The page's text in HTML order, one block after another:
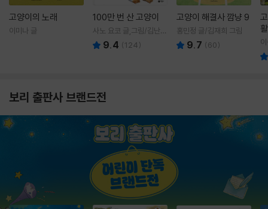
고양이의 노래
이미나 글
100만 번 산 고양이
사노 요코 글,그림/김난주
역 9.4 (124)
고양이 해결사 깜냥 9
홍민정 글/김재희 그림
9.7 (60)
보리 출판사 브랜드전